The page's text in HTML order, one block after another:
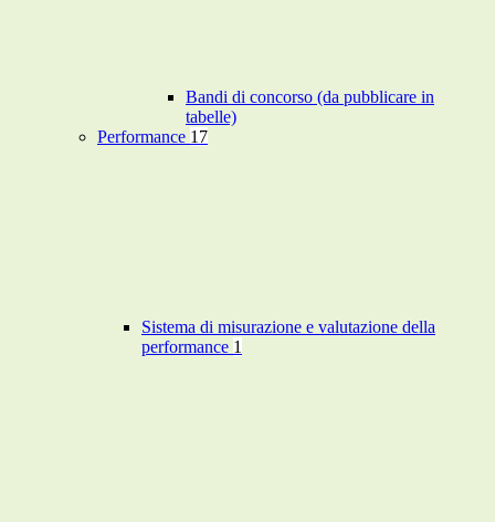
Bandi di concorso (da pubblicare in
tabelle)
Performance 17
Sistema di misurazione e valutazione della
performance 1